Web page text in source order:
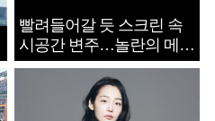
빨려들어갈 듯 스크린 속
시공간 변주…놀란의 메시
지는 ‘전쟁 속죄’